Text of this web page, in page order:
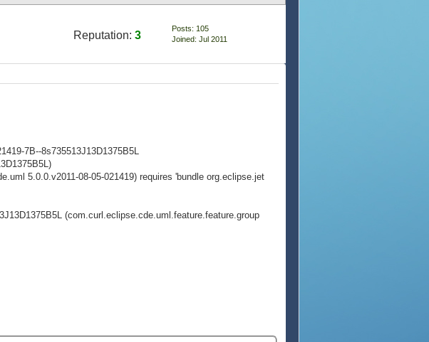
Reputation: 3
Posts: 105
Joined: Jul 2011
7B--8s735513J13D1375B5L
5.0.0.v2011-08-05-021419) requires 'bundle org.eclipse.jet
(com.curl.eclipse.cde.uml.feature.feature.group